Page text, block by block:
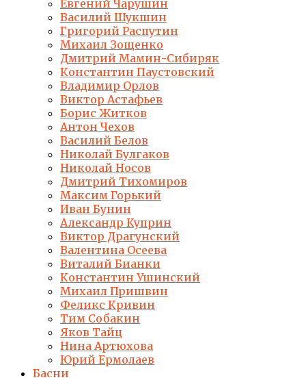
Евгений Чарушин
Василий Шукшин
Григорий Распутин
Михаил Зощенко
Дмитрий Мамин-Сибиряк
Константин Паустовский
Владимир Орлов
Виктор Астафьев
Борис Житков
Антон Чехов
Василий Белов
Николай Булгаков
Николай Носов
Дмитрий Тихомиров
Максим Горький
Иван Бунин
Александр Куприн
Виктор Драгунский
Валентина Осеева
Виталий Бианки
Константин Ушинский
Михаил Пришвин
Феликс Кривин
Тим Собакин
Яков Тайц
Нина Артюхова
Юрий Ермолаев
Басни